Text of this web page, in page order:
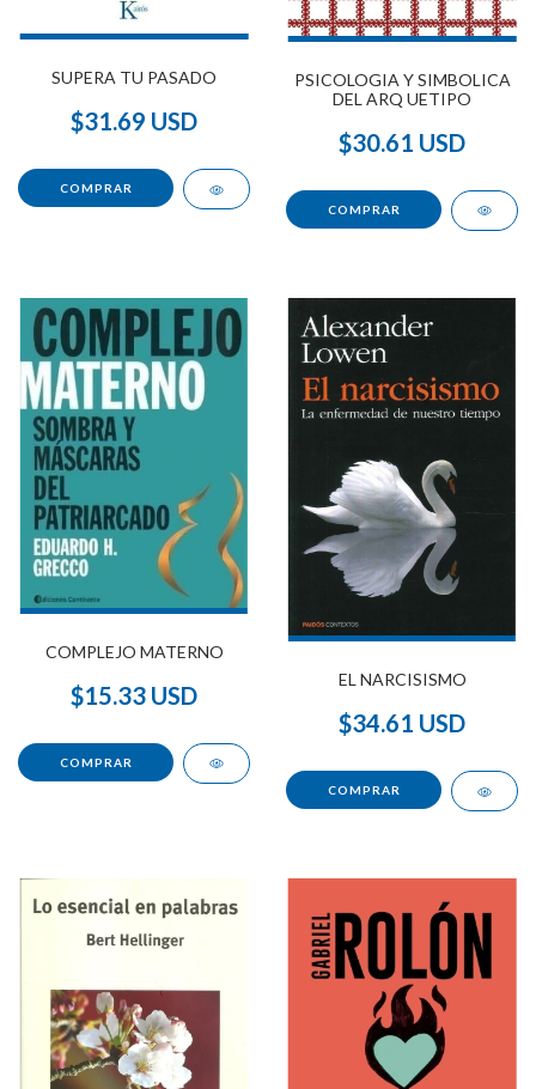
SUPERA TU PASADO
$31.69 USD
PSICOLOGIA Y SIMBOLICA
DEL ARQ UETIPO
$30.61 USD
COMPLEJO MATERNO
$15.33 USD
EL NARCISISMO
$34.61 USD